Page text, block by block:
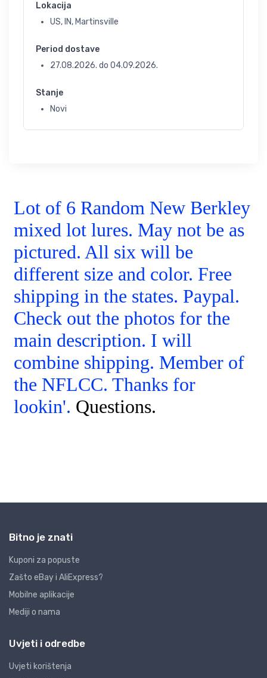
Lokacija
US, IN, Martinsville
Period dostave
27.08.2026. do 04.09.2026.
Stanje
Novi
Bitno je znati
Kuponi za popuste
Zašto eBay i AliExpress?
Mobilne aplikacije
Mediji o nama
Uvjeti i odredbe
Uvjeti korištenja